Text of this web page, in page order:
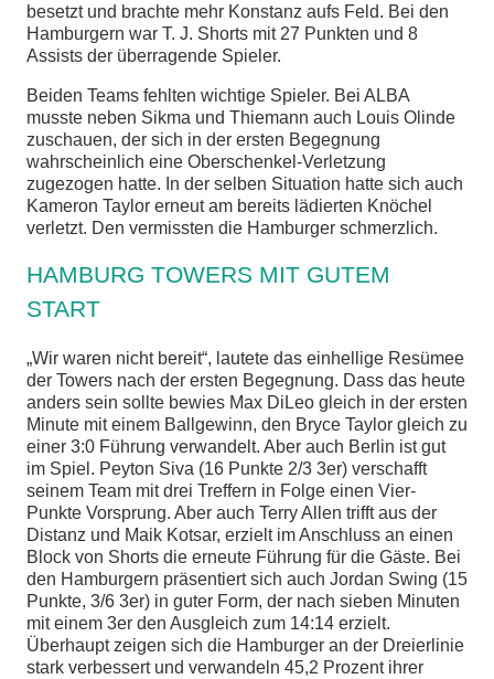
besetzt und brachte mehr Konstanz aufs Feld. Bei den
Hamburgern war T. J. Shorts mit 27 Punkten und 8
Assists der überragende Spieler.
Beiden Teams fehlten wichtige Spieler. Bei ALBA
musste neben Sikma und Thiemann auch Louis Olinde
zuschauen, der sich in der ersten Begegnung
wahrscheinlich eine Oberschenkel-Verletzung
zugezogen hatte. In der selben Situation hatte sich auch
Kameron Taylor erneut am bereits lädierten Knöchel
verletzt. Den vermissten die Hamburger schmerzlich.
HAMBURG TOWERS MIT GUTEM
START
„Wir waren nicht bereit“, lautete das einhellige Resümee
der Towers nach der ersten Begegnung. Dass das heute
anders sein sollte bewies Max DiLeo gleich in der ersten
Minute mit einem Ballgewinn, den Bryce Taylor gleich zu
einer 3:0 Führung verwandelt. Aber auch Berlin ist gut
im Spiel. Peyton Siva (16 Punkte 2/3 3er) verschafft
seinem Team mit drei Treffern in Folge einen Vier-
Punkte Vorsprung. Aber auch Terry Allen trifft aus der
Distanz und Maik Kotsar, erzielt im Anschluss an einen
Block von Shorts die erneute Führung für die Gäste. Bei
den Hamburgern präsentiert sich auch Jordan Swing (15
Punkte, 3/6 3er) in guter Form, der nach sieben Minuten
mit einem 3er den Ausgleich zum 14:14 erzielt.
Überhaupt zeigen sich die Hamburger an der Dreierlinie
stark verbessert und verwandeln 45,2 Prozent ihrer